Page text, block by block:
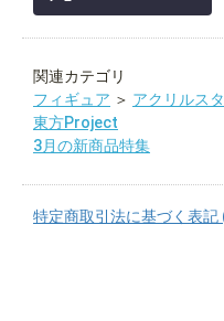
関連カテゴリ
フィギュア ＞ アクリルス
東方Project
3月の新商品特集
特定商取引法に基づく表記